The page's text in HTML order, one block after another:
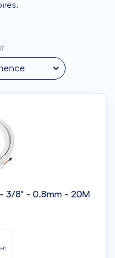
3/8" - 0.8mm - 20M
HT